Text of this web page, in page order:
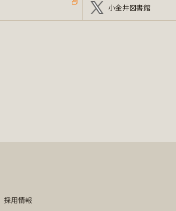
小金井図書館
採用情報